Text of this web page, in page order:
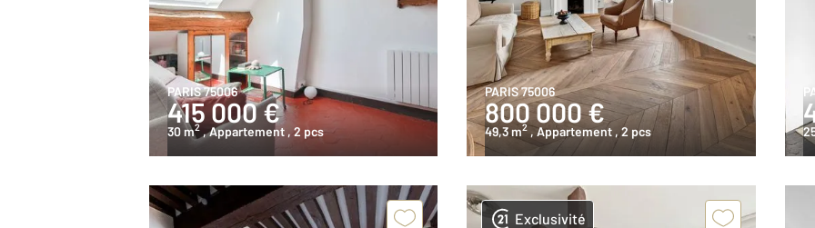
PARIS 75006
415 000 €
30 m2 , Appartement , 2 pcs
PARIS 75006
800 000 €
49,3 m2 , Appartement , 2 pcs
Exclusivité